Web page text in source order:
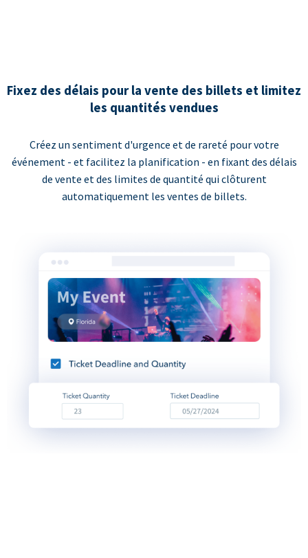
Fixez des délais pour la vente des billets et limitez
les quantités vendues
Créez un sentiment d'urgence et de rareté pour votre
événement - et facilitez la planification - en fixant des délais
de vente et des limites de quantité qui clôturent
automatiquement les ventes de billets.